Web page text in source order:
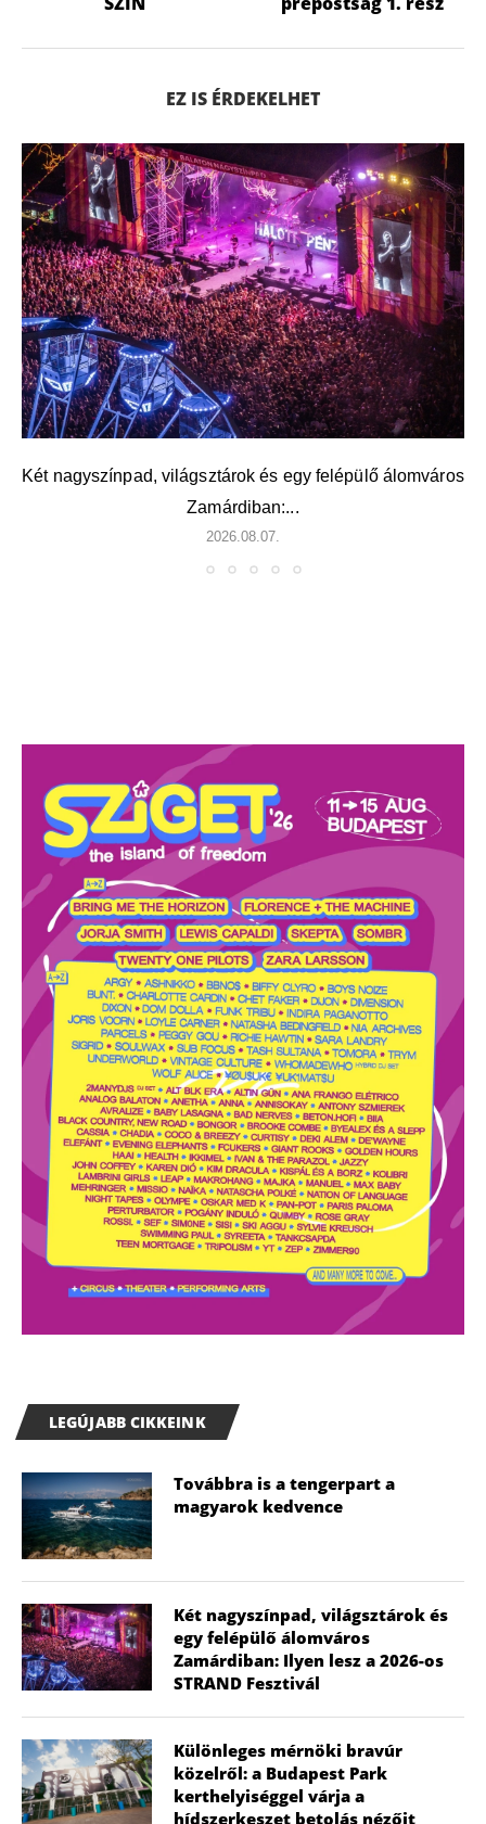
EZ IS ÉRDEKELHET
Két nagyszínpad, világsztárok és egy felépülő álomváros
Zamárdiban:...
2026.08.07.
LEGÚJABB CIKKEINK
Továbbra is a tengerpart a
magyarok kedvence
Két nagyszínpad, világsztárok és
egy felépülő álomváros
Zamárdiban: Ilyen lesz a 2026-os
STRAND Fesztivál
Különleges mérnöki bravúr
közelről: a Budapest Park
kerthelyiséggel várja a
hídszerkeszet betolás nézőit